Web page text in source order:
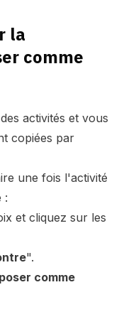
la
comme
activités et vous
copiées par
une fois l'activité
:
et cliquez sur les
".
comme